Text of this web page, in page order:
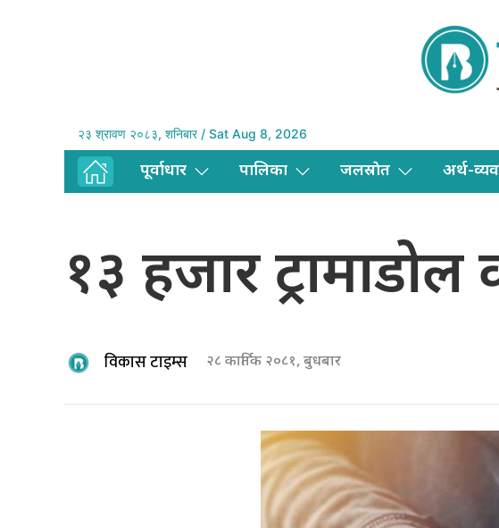
२३ श्रावण २०८३, शनिबार / Sat Aug 8, 2026
पूर्वाधार पालिका जलस्राेत अर्थ-
१३ हजार
विकास टाइम्स २८ कार्तिक २०८१, बुधबार